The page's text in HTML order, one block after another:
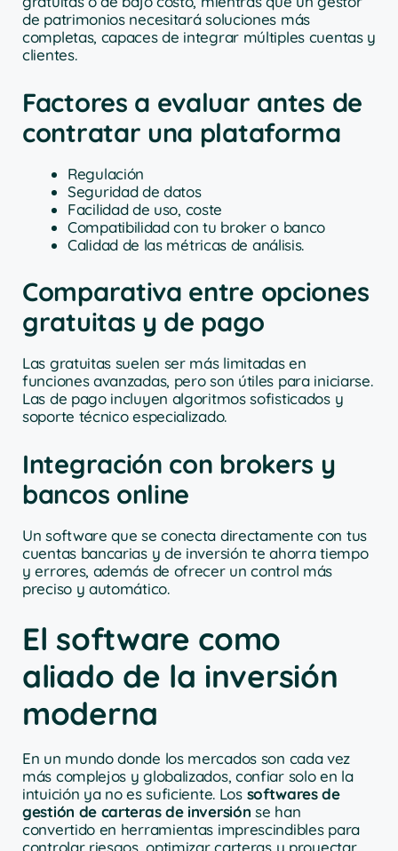
de patrimonios necesitará soluciones más
completas, capaces de integrar múltiples cuentas y
clientes.
Factores a evaluar antes de
contratar una plataforma
Regulación
Seguridad de datos
Facilidad de uso, coste
Compatibilidad con tu broker o banco
Calidad de las métricas de análisis.
Comparativa entre opciones
gratuitas y de pago
Las gratuitas suelen ser más limitadas en
funciones avanzadas, pero son útiles para iniciarse.
Las de pago incluyen algoritmos sofisticados y
soporte técnico especializado.
Integración con brokers y
bancos online
Un software que se conecta directamente con tus
cuentas bancarias y de inversión te ahorra tiempo
y errores, además de ofrecer un control más
preciso y automático.
El software como
aliado de la inversión
moderna
En un mundo donde los mercados son cada vez
más complejos y globalizados, confiar solo en la
intuición ya no es suficiente. Los softwares de
gestión de carteras de inversión se han
convertido en herramientas imprescindibles para